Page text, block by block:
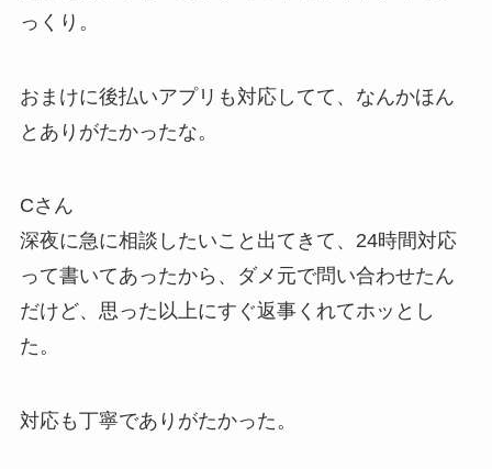
っくり。
おまけに後払いアプリも対応してて、なんかほん
とありがたかったな。
Cさん
深夜に急に相談したいこと出てきて、24時間対応
って書いてあったから、ダメ元で問い合わせたん
だけど、思った以上にすぐ返事くれてホッとし
た。
対応も丁寧でありがたかった。